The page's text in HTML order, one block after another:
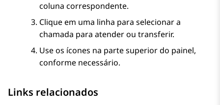
coluna correspondente.
Clique em uma linha para selecionar a
chamada para atender ou transferir.
Use os ícones na parte superior do painel,
conforme necessário.
Links relacionados